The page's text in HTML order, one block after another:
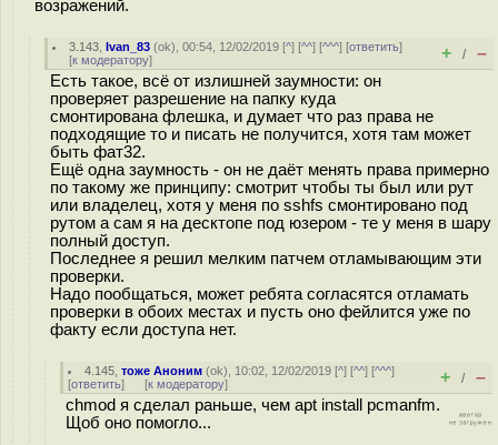
возражений.
3.143 ,Ivan_83 (ok), 00:54, 12/02/2019 [^] [^^] [^^^] [ответить]
[к модератору] + / –
Есть такое, всё от излишней заумности: он
проверяет разрешение на папку куда
смонтирована флешка, и думает что раз права не
подходящие то и писать не получится, хотя там может
быть фат32.
Ещё одна заумность - он не даёт менять права примерно
по такому же принципу: смотрит чтобы ты был или рут
или владелец, хотя у меня по sshfs смонтировано под
рутом а сам я на десктопе под юзером - те у меня в шару
полный доступ.
Последнее я решил мелким патчем отламывающим эти
проверки.
Надо пообщаться, может ребята согласятся отламать
проверки в обоих местах и пусть оно фейлится уже по
факту если доступа нет.
4.145 ,тоже Аноним (ok), 10:02, 12/02/2019 [^] [^^] [^^^]
[ответить] [к модератору] + / –
chmod я сделал раньше, чем apt install pcmanfm.
Щоб оно помогло...